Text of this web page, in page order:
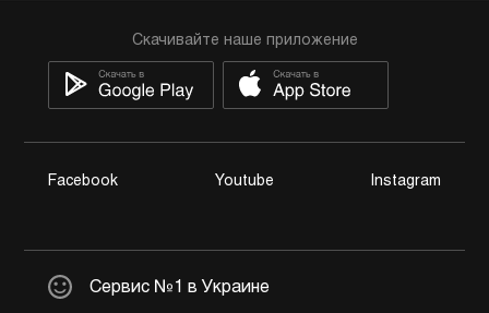
Скачивайте наше приложение
Facebook Youtube Instagram
Сервис №1 в Украине